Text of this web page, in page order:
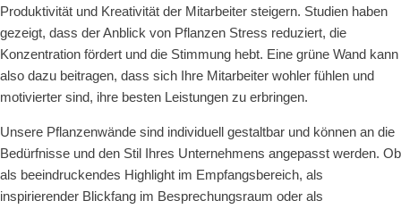
Produktivität und Kreativität der Mitarbeiter steigern. Studien haben
gezeigt, dass der Anblick von Pflanzen Stress reduziert, die
Konzentration fördert und die Stimmung hebt. Eine grüne Wand kann
also dazu beitragen, dass sich Ihre Mitarbeiter wohler fühlen und
motivierter sind, ihre besten Leistungen zu erbringen.
Unsere Pflanzenwände sind individuell gestaltbar und können an die
Bedürfnisse und den Stil Ihres Unternehmens angepasst werden. Ob
als beeindruckendes Highlight im Empfangsbereich, als
inspirierender Blickfang im Besprechungsraum oder als